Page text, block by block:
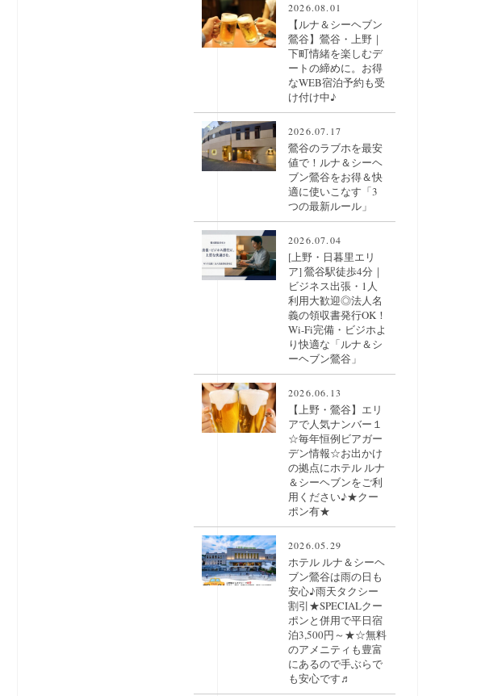
2026.08.01
【ルナ＆シーヘブン
鶯谷】鶯谷・上野｜
下町情緒を楽しむデ
ートの締めに。お得
なWEB宿泊予約も受
け付け中♪
2026.07.17
鶯谷のラブホを最安
値で！ルナ＆シーヘ
ブン鶯谷をお得＆快
適に使いこなす「3
つの最新ルール」
2026.07.04
[上野・日暮里エリ
ア] 鶯谷駅徒歩4分｜
ビジネス出張・1人
利用大歓迎◎法人名
義の領収書発行OK！
Wi-Fi完備・ビジホよ
り快適な「ルナ＆シ
ーヘブン鶯谷」
2026.06.13
【上野・鶯谷】エリ
アで人気ナンバー１
☆毎年恒例ビアガー
デン情報☆お出かけ
の拠点にホテル ルナ
＆シーヘブンをご利
用ください♪★クー
ポン有★
2026.05.29
ホテル ルナ＆シーヘ
ブン鶯谷は雨の日も
安心♪雨天タクシー
割引★SPECIALクー
ポンと併用で平日宿
泊3,500円～★☆無料
のアメニティも豊富
にあるので手ぶらで
も安心です♬